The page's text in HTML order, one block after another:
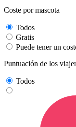
Coste por mascota
Todos
Gratis
Puede tener un
Puntuación de los
Todos